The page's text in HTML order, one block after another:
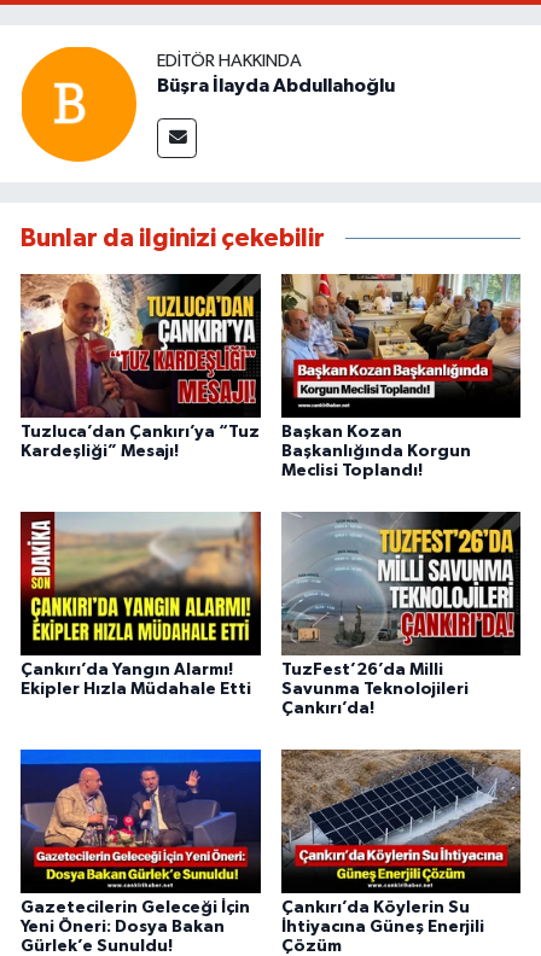
EDITÖR HAKKINDA
Büşra İlayda Abdullahoğlu
Bunlar da ilginizi çekebilir
Tuzluca’dan Çankırı’ya “Tuz
Kardeşliği” Mesajı!
Başkan Kozan
Başkanlığında Korgun
Meclisi Toplandı!
Çankırı’da Yangın Alarmı!
Ekipler Hızla Müdahale Etti
TuzFest’26’da Milli
Savunma Teknolojileri
Çankırı’da!
Gazetecilerin Geleceği İçin
Yeni Öneri: Dosya Bakan
Gürlek’e Sunuldu!
Çankırı’da Köylerin Su
İhtiyacına Güneş Enerjili
Çözüm